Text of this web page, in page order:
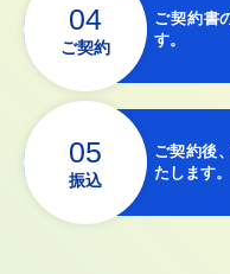
04
ご契約
ご契約書
す。
05
振込
ご契約後
たします。